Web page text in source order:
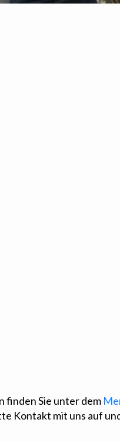
finden Sie unter dem
Kontakt mit uns auf